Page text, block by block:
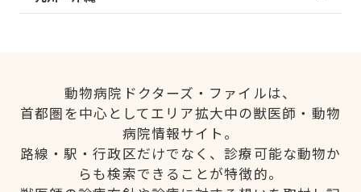
動物病院ドクターズ・ファイルは、
首都圏を中心としてエリア拡大中の獣医師・動物
病院情報サイト。
路線・駅・行政区だけでなく、診療可能な動物か
らも検索できることが特徴的。